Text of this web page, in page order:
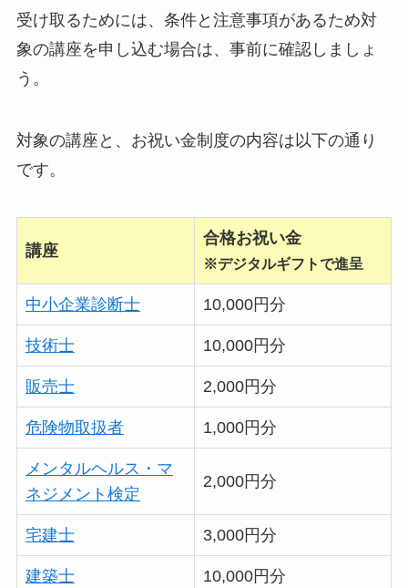
受け取るためには、条件と注意事項があるため対
象の講座を申し込む場合は、事前に確認しましょ
う。
対象の講座と、お祝い金制度の内容は以下の通り
です。
講座
合格お祝い金
※デジタルギフトで進呈
中小企業診断士 10,000円分
技術士 10,000円分
販売士 2,000円分
危険物取扱者 1,000円分
メンタルヘルス・マ
ネジメント検定
2,000円分
宅建士 3,000円分
建築士 10,000円分